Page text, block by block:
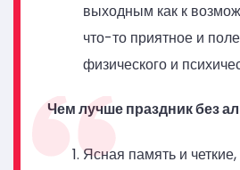
выходным как к
что-то приятное и
физического и
Чем лучше праздник без
Ясная память и